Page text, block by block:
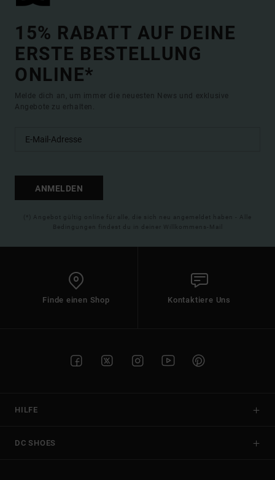
15% RABATT AUF DEINE
ERSTE BESTELLUNG
ONLINE*
Melde dich an, um immer die neuesten News und exklusive
Angebote zu erhalten.
ANMELDEN
(*) Angebot gültig online für alle, die sich neu angemeldet haben - Alle
Bedingungen findest du in deiner Willkommens-Mail
Finde einen Shop Kontaktiere Uns
HILFE
DC SHOES